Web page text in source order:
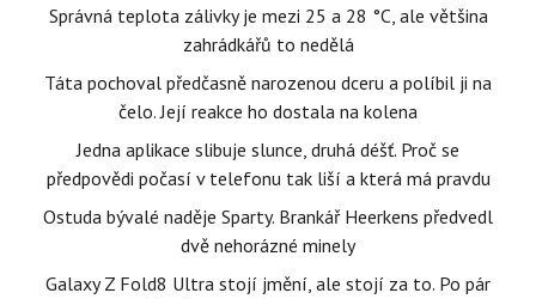
Správná teplota zálivky je mezi 25 a 28 °C, ale většina
zahrádkářů to nedělá
Táta pochoval předčasně narozenou dceru a políbil ji na
čelo. Její reakce ho dostala na kolena
Jedna aplikace slibuje slunce, druhá déšť. Proč se
předpovědi počasí v telefonu tak liší a která má pravdu
Ostuda bývalé naděje Sparty. Brankář Heerkens předvedl
dvě nehorázné minely
Galaxy Z Fold8 Ultra stojí jmění, ale stojí za to. Po pár